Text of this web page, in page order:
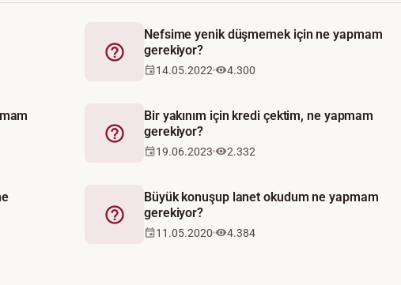
Fetva
Nefsime yenik düşmemek için ne yapmam
gerekiyor?
14.05.2022 4.300
Fetva
Bir yakınım için kredi çektim, ne yapmam
gerekiyor?
19.06.2023 2.332
Fetva
Büyük konuşup lanet okudum ne yapmam
gerekiyor?
11.05.2020 4.384